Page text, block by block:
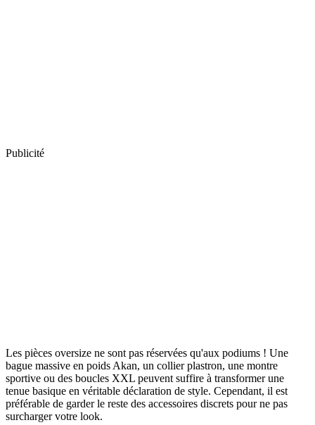
Publicité
Les pièces oversize ne sont pas réservées qu'aux podiums ! Une
bague massive en poids Akan, un collier plastron, une montre
sportive ou des boucles XXL peuvent suffire à transformer une
tenue basique en véritable déclaration de style. Cependant, il est
préférable de garder le reste des accessoires discrets pour ne pas
surcharger votre look.